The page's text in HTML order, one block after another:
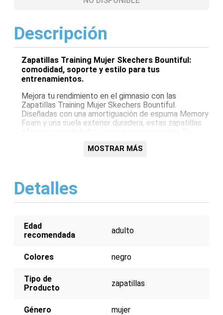
Descripción
Zapatillas Training Mujer Skechers Bountiful:
comodidad, soporte y estilo para tus
entrenamientos.
Mejora tu rendimiento en el gimnasio con las
Zapatillas Training Mujer Skechers Bountiful.
Diseñadas con una amortiguación de espuma Memory
Foam y una suela exterior duradera, estas zapatillas
fresca y segura durante cada entrenamiento.
Amortiguación de espuma Memory Foam para
mayor comodidad
Suela exterior duradera para mayor tracción y
Ajuste ceñido para mayor soporte
MOSTRAR MÁS
Detalles
Edad
recomendada
adulto
Colores negro
Tipo de
Producto
zapatillas
Género mujer